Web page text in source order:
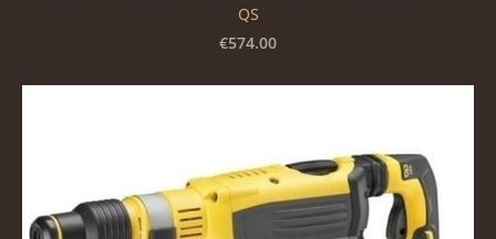
QS
€574.00